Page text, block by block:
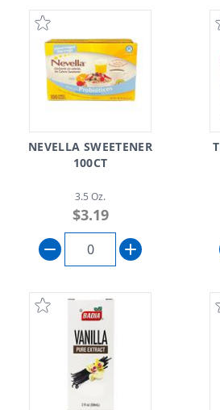
NEVELLA SWEETENER
100CT
3.5 Oz.
$3.19